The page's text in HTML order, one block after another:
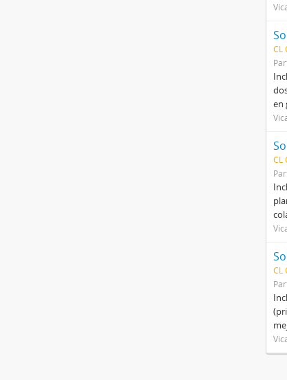
CL
en
CL
CL